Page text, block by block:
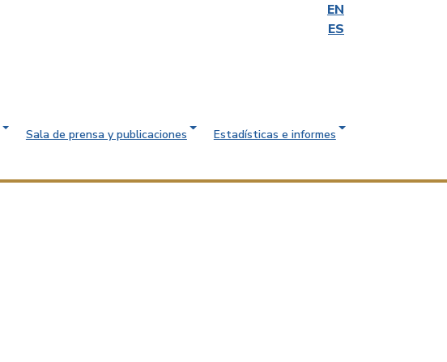
EN
ES
Sala de prensa y publicaciones
Estadísticas e informes